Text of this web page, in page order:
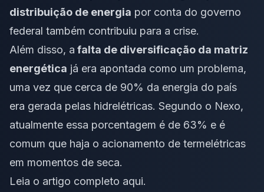
distribuição de energia por conta do governo
federal também contribuiu para a crise.
Além disso, a falta de diversificação da matriz
energética já era apontada como um problema,
uma vez que cerca de 90% da energia do país
era gerada pelas hidrelétricas. Segundo o Nexo,
atualmente essa porcentagem é de 63% e é
comum que haja o acionamento de termelétricas
em momentos de seca.
Leia o artigo completo aqui.